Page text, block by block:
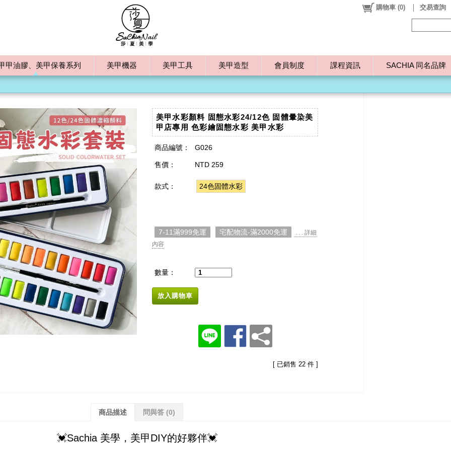
甲油膠、美甲保養系列 美甲機器 美甲工具 美甲造型 會員制度 課程資訊 SACHIA 同名品牌
購物車 (0) 交易查詢
美甲水彩顏料 固態水彩24/12色 固體暈染美
甲店專用 色彩繪固態水彩 美甲水彩
商品編號： G026
售價： NTD 259
款式： 24色固體水彩
7-11滿999免運 宅配物流-滿2000免運
. . . 詳細
內容
數量：
放入購物車
[ 已銷售 22 件 ]
商品描述 問與答 (0)